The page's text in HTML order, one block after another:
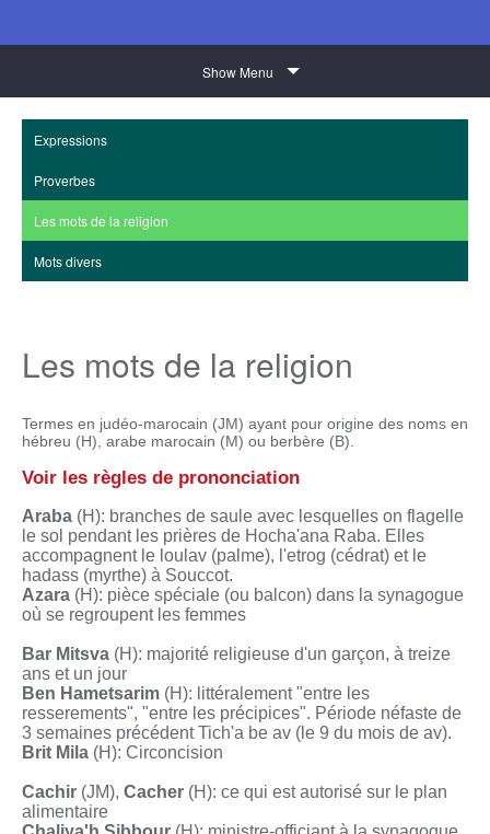
Show Menu
Expressions
Proverbes
Les mots de la religion
Mots divers
Les mots de la religion
Termes en judéo-marocain (JM) ayant pour origine des noms en
hébreu (H), arabe marocain (M) ou berbère (B).
Voir les règles de prononciation
Araba (H): branches de saule avec lesquelles on flagelle
le sol pendant les prières de Hocha'ana Raba. Elles
accompagnent le loulav (palme), l'etrog (cédrat) et le
hadass (myrthe) à Souccot.
Azara (H): pièce spéciale (ou balcon) dans la synagogue
où se regroupent les femmes
Bar Mitsva (H): majorité religieuse d'un garçon, à treize
ans et un jour
Ben Hametsarim (H): littéralement "entre les
resserements", "entre les précipices". Période néfaste de
3 semaines précédent Tich'a be av (le 9 du mois de av).
Brit Mila (H): Circoncision
Cachir (JM), Cacher (H): ce qui est autorisé sur le plan
alimentaire